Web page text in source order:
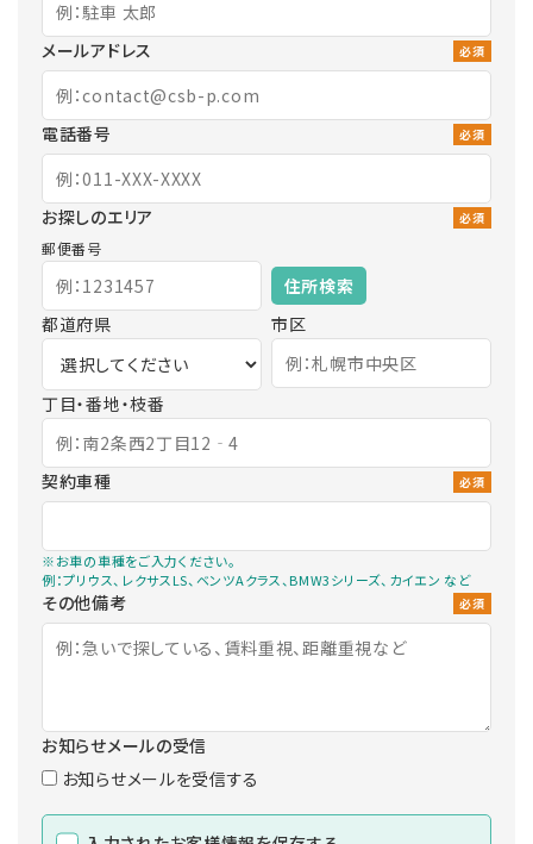
メールアドレス 必須
電話番号 必須
お探しのエリア 必須
郵便番号
住所検索
都道府県
市区
丁目・番地・枝番
契約車種 必須
※お車の車種をご入力ください。
例：プリウス、レクサスLS、ベンツAクラス、BMW3シリーズ、カイエン など
その他備考 必須
お知らせメールの受信
お知らせメールを受信する